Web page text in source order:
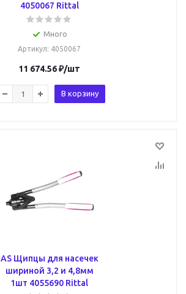
4050067 Rittal
Много
Артикул: 4050067
11 674.56₽/шт
В корзину
AS Щипцы для насечек
шириной 3,2 и 4,8мм
1шт 4055690 Rittal